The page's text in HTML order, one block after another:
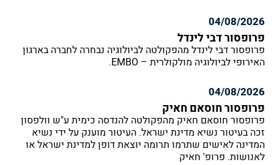
04/08/2026
פרופסור דבי לינדל
פרופסור דבי לינדל מהפקולטה לביולוגיה נבחרה לחברה בארגון
האירופי לביולוגיה מולקולרית – EMBO.
04/08/2026
פרופסור חוסאם חאיק
פרופסור חוסאם חאיק מהפקולטה להנדסה כימית ע"ש וולפסון
זכה בעיטור נשיא מדינת ישראל. העיטור מוענק על ידי נשיא
המדינה לאישים שתרמו תרומה יוצאת דופן למדינת ישראל או
לאנושות. פרופ' חאיק